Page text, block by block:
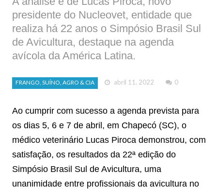
presidente do Nucleovet, entidade que
realiza há 22 anos o Simpósio Brasil Sul
de Avicultura, destaque na agenda
avícola da América Latina.
FRANGO, SUÍNO, AGRO & CIA abril 11, 2022 0
Ao cumprir com sucesso a agenda prevista para
os dias 5, 6 e 7 de abril, em Chapecó (SC), o
médico veterinário Lucas Piroca demonstrou, com
satisfação, os resultados da 22ª edição do
Simpósio Brasil Sul de Avicultura, uma
unanimidade entre profissionais da avicultura no